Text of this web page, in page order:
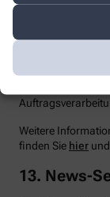
Bereitstellung der
Superchat der
Superchat agiert
Weitere
finden Sie hier und
13. News-